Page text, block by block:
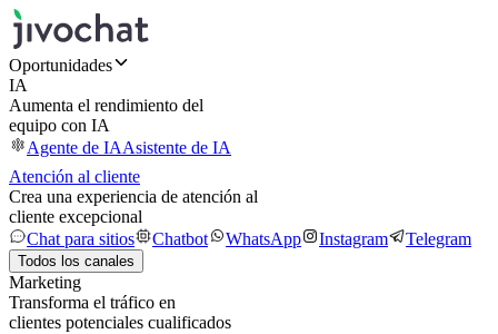
Oportunidades
IA
Aumenta el rendimiento del
equipo con IA
Agente de IAAsistente de IA
Atención al cliente
Crea una experiencia de atención al
cliente excepcional
Chat para sitios
Chatbot WhatsApp Instagram Telegram
Todos los canales
Marketing
Transforma el tráfico en
clientes potenciales cualificados